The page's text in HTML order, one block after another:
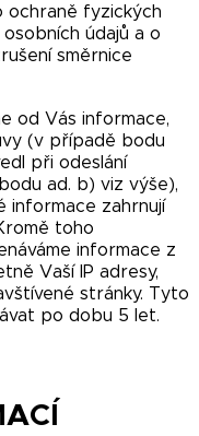
ochraně fyzických
údajů a o
směrnice
od Vás informace,
(v případě bodu
při odeslání
ad. b) viz výše),
informace zahrnují
toho
informace z
Vaší IP adresy,
stránky. Tyto
po dobu 5 let.